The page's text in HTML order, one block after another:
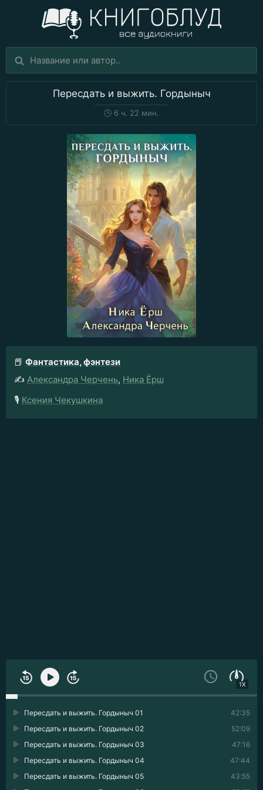
Пересдать и выжить. Гордыныч
🕒 6 ч. 22 мин.
📕 Фантастика, фэнтези
✍️ Александра Черчень, Ника Ёрш
🎙️ Ксения Чекушкина
1X
42:35
Пересдать и выжить. Гордыныч 01
52:09
Пересдать и выжить. Гордыныч 02
47:16
Пересдать и выжить. Гордыныч 03
47:44
Пересдать и выжить. Гордыныч 04
43:55
Пересдать и выжить. Гордыныч 05